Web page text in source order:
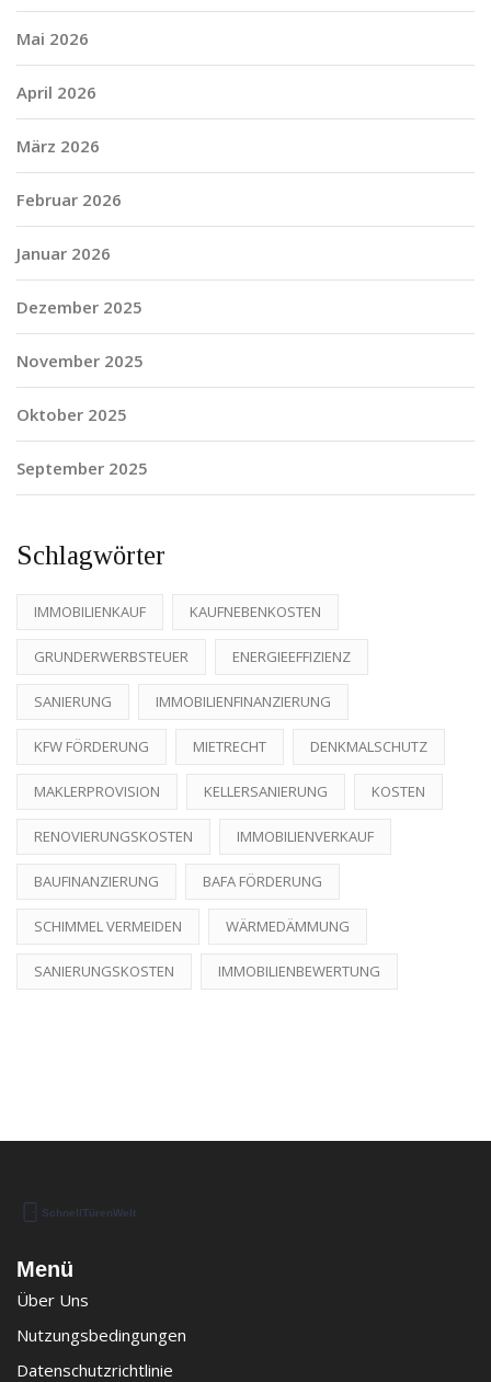
Mai 2026
April 2026
März 2026
Februar 2026
Januar 2026
Dezember 2025
November 2025
Oktober 2025
September 2025
Schlagwörter
IMMOBILIENKAUF KAUFNEBENKOSTEN
GRUNDERWERBSTEUER ENERGIEEFFIZIENZ
SANIERUNG IMMOBILIENFINANZIERUNG
KFW FÖRDERUNG MIETRECHT DENKMALSCHUTZ
MAKLERPROVISION KELLERSANIERUNG KOSTEN
RENOVIERUNGSKOSTEN IMMOBILIENVERKAUF
BAUFINANZIERUNG BAFA FÖRDERUNG
SCHIMMEL VERMEIDEN WÄRMEDÄMMUNG
SANIERUNGSKOSTEN IMMOBILIENBEWERTUNG
Menü
Über Uns
Nutzungsbedingungen
Datenschutzrichtlinie